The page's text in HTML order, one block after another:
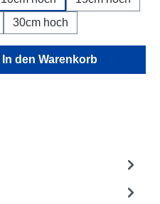
30cm hoch
gewünschten
In den Warenkorb